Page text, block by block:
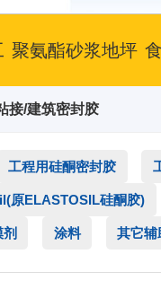
聚氨酯砂浆地坪
接/建筑密封胶
工程用硅酮密封胶
原ELASTOSIL硅酮胶)
涂料 其它辅